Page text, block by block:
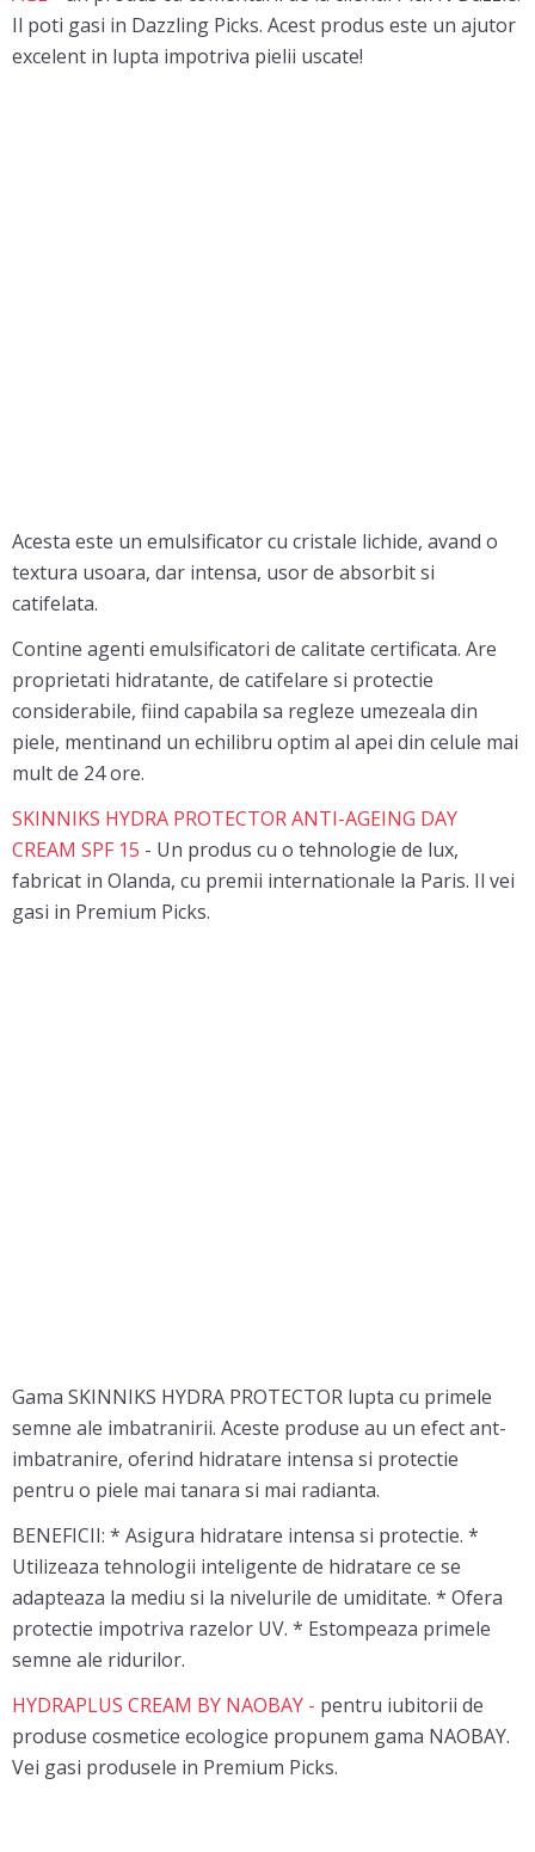
Il poti gasi in Dazzling Picks. Acest produs este un ajutor
excelent in lupta impotriva pielii uscate!
Acesta este un emulsificator cu cristale lichide, avand o
textura usoara, dar intensa, usor de absorbit si
catifelata.
Contine agenti emulsificatori de calitate certificata. Are
proprietati hidratante, de catifelare si protectie
considerabile, fiind capabila sa regleze umezeala din
piele, mentinand un echilibru optim al apei din celule mai
mult de 24 ore.
SKINNIKS HYDRA PROTECTOR ANTI-AGEING DAY
CREAM SPF 15 - Un produs cu o tehnologie de lux,
fabricat in Olanda, cu premii internationale la Paris. Il vei
gasi in Premium Picks.
Gama SKINNIKS HYDRA PROTECTOR lupta cu primele
semne ale imbatranirii. Aceste produse au un efect ant-
imbatranire, oferind hidratare intensa si protectie
pentru o piele mai tanara si mai radianta.
BENEFICII: * Asigura hidratare intensa si protectie. *
Utilizeaza tehnologii inteligente de hidratare ce se
adapteaza la mediu si la nivelurile de umiditate. * Ofera
protectie impotriva razelor UV. * Estompeaza primele
semne ale ridurilor.
HYDRAPLUS CREAM BY NAOBAY - pentru iubitorii de
produse cosmetice ecologice propunem gama NAOBAY.
Vei gasi produsele in Premium Picks.